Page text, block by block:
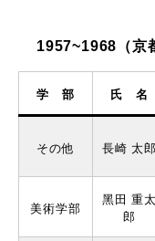
1957~1968（京
学 部 氏 名
その他 ⻑崎 太郎
美術学部
⿊⽥ 重太
郎